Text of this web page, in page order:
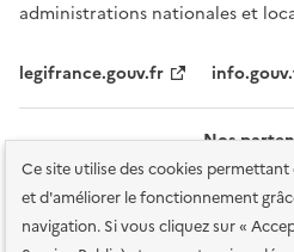
Ce site utilise des cookies
et d'améliorer le fonctionnement
navigation. Si vous cliquez sur «
administrations nationales et
legifrance.gouv.fr
Nos